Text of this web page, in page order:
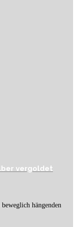
vergoldet
hängenden